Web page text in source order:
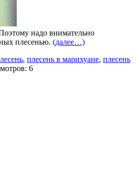
надо внимательно
плесенью. (далее…)
, плесень в марихуане, плесень
6